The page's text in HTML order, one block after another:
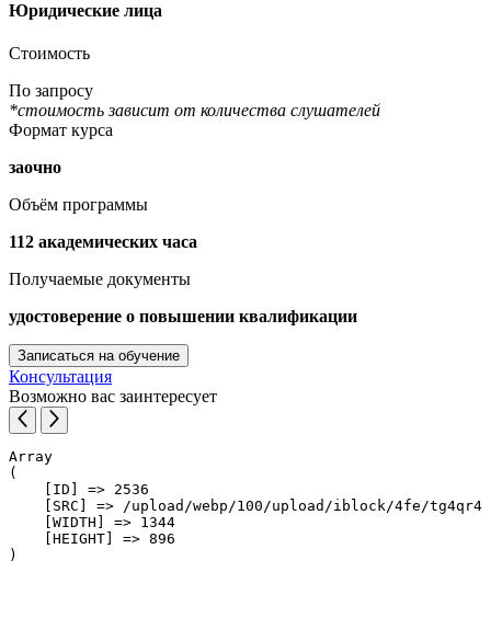
Юридические лица
Стоимость
По запросу
*стоимость зависит от количества слушателей
Формат курса
заочно
Объём программы
112 академических часа
Получаемые документы
удостоверение о повышении квалификации
Записаться на обучение
Консультация
Возможно вас заинтересует
Array
(
    [ID] => 2536
[SRC] => /upload/webp/100/upload/iblock/4fe/
    [WIDTH] => 1344
    [HEIGHT] => 896